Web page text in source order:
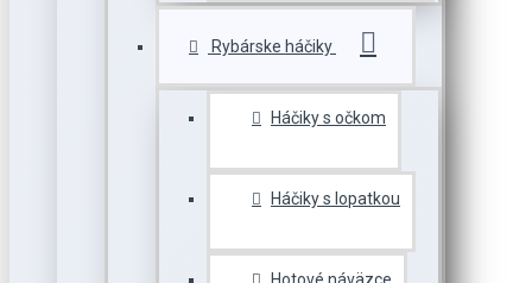
Rybárske háčiky
Háčiky s očkom
Háčiky s lopatkou